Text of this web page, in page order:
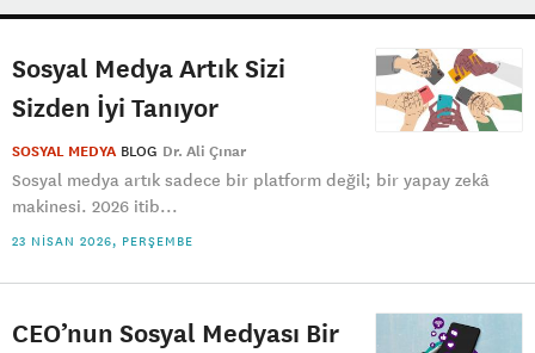
Sosyal Medya Artık Sizi
Sizden İyi Tanıyor
SOSYAL MEDYA BLOG Dr. Ali Çınar
Sosyal medya artık sadece bir platform değil; bir yapay zekâ
makinesi. 2026 itib...
23 NISAN 2026, PERŞEMBE
CEO’nun Sosyal Medyası Bir